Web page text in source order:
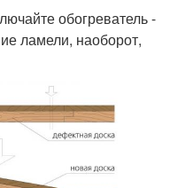
обогреватель -
ламели, наоборот,